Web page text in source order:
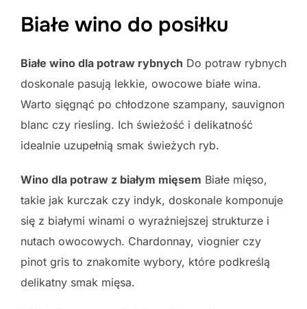
Białe wino do posiłku
Białe wino dla potraw rybnych Do potraw rybnych
doskonale pasują lekkie, owocowe białe wina.
Warto sięgnąć po chłodzone szampany, sauvignon
blanc czy riesling. Ich świeżość i delikatność
idealnie uzupełnią smak świeżych ryb.
Wino dla potraw z białym mięsem Białe mięso,
takie jak kurczak czy indyk, doskonale komponuje
się z białymi winami o wyraźniejszej strukturze i
nutach owocowych. Chardonnay, viognier czy
pinot gris to znakomite wybory, które podkreślą
delikatny smak mięsa.